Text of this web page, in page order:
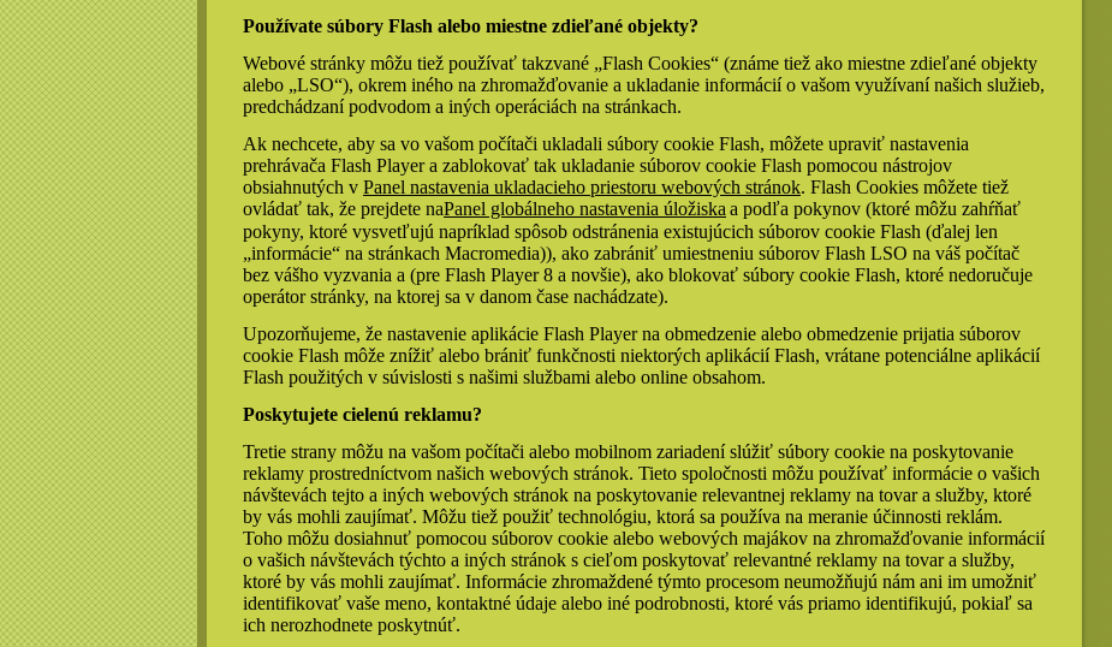
Používate súbory Flash alebo miestne zdieľané objekty?
Webové stránky môžu tiež používať takzvané „Flash Cookies“ (známe tiež ako miestne zdieľané objekty
alebo „LSO“), okrem iného na zhromažďovanie a ukladanie informácií o vašom využívaní našich služieb,
predchádzaní podvodom a iných operáciách na stránkach.
Ak nechcete, aby sa vo vašom počítači ukladali súbory cookie Flash, môžete upraviť nastavenia
prehrávača Flash Player a zablokovať tak ukladanie súborov cookie Flash pomocou nástrojov
obsiahnutých v Panel nastavenia ukladacieho priestoru webových stránok. Flash Cookies môžete tiež
ovládať tak, že prejdete naPanel globálneho nastavenia úložiska a podľa pokynov (ktoré môžu zahŕňať
pokyny, ktoré vysvetľujú napríklad spôsob odstránenia existujúcich súborov cookie Flash (ďalej len
„informácie“ na stránkach Macromedia)), ako zabrániť umiestneniu súborov Flash LSO na váš počítač
bez vášho vyzvania a (pre Flash Player 8 a novšie), ako blokovať súbory cookie Flash, ktoré nedoručuje
operátor stránky, na ktorej sa v danom čase nachádzate).
Upozorňujeme, že nastavenie aplikácie Flash Player na obmedzenie alebo obmedzenie prijatia súborov
cookie Flash môže znížiť alebo brániť funkčnosti niektorých aplikácií Flash, vrátane potenciálne aplikácií
Flash použitých v súvislosti s našimi službami alebo online obsahom.
Poskytujete cielenú reklamu?
Tretie strany môžu na vašom počítači alebo mobilnom zariadení slúžiť súbory cookie na poskytovanie
reklamy prostredníctvom našich webových stránok. Tieto spoločnosti môžu používať informácie o vašich
návštevách tejto a iných webových stránok na poskytovanie relevantnej reklamy na tovar a služby, ktoré
by vás mohli zaujímať. Môžu tiež použiť technológiu, ktorá sa používa na meranie účinnosti reklám.
Toho môžu dosiahnuť pomocou súborov cookie alebo webových majákov na zhromažďovanie informácií
o vašich návštevách týchto a iných stránok s cieľom poskytovať relevantné reklamy na tovar a služby,
ktoré by vás mohli zaujímať. Informácie zhromaždené týmto procesom neumožňujú nám ani im umožniť
identifikovať vaše meno, kontaktné údaje alebo iné podrobnosti, ktoré vás priamo identifikujú, pokiaľ sa
ich nerozhodnete poskytnúť.